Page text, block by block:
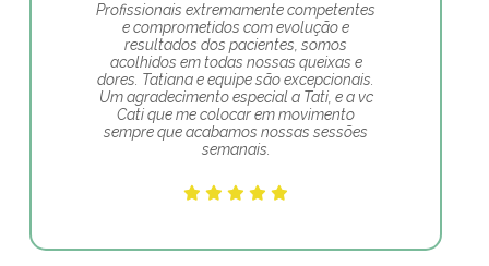
Profissionais extremamente competentes
e comprometidos com evolução e
resultados dos pacientes, somos
acolhidos em todas nossas queixas e
dores. Tatiana e equipe são excepcionais.
Um agradecimento especial a Tati, e a vc
Cati que me colocar em movimento
sempre que acabamos nossas sessões
semanais.